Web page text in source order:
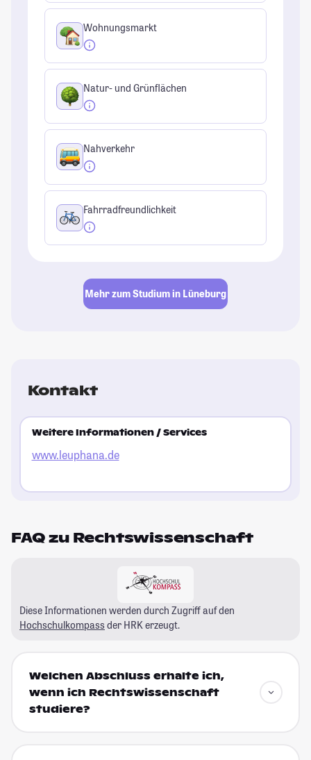
Wohnungsmarkt
Natur- und Grünflächen
Nahverkehr
Fahrradfreundlichkeit
Mehr zum Studium in Lüneburg
Kontakt
Weitere Informationen / Services
www.leuphana.de
FAQ zu Rechtswissenschaft
Diese Informationen werden durch Zugriff auf den
Hochschulkompass der HRK erzeugt.
Welchen Abschluss erhalte ich,
wenn ich Rechtswissenschaft
studiere?